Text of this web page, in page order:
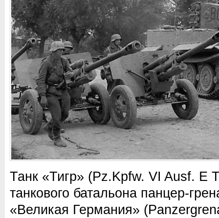
Танк «Тигр» (Pz.Kpfw. VI Ausf. E
танкового батальона панцер-
«Великая Германия»